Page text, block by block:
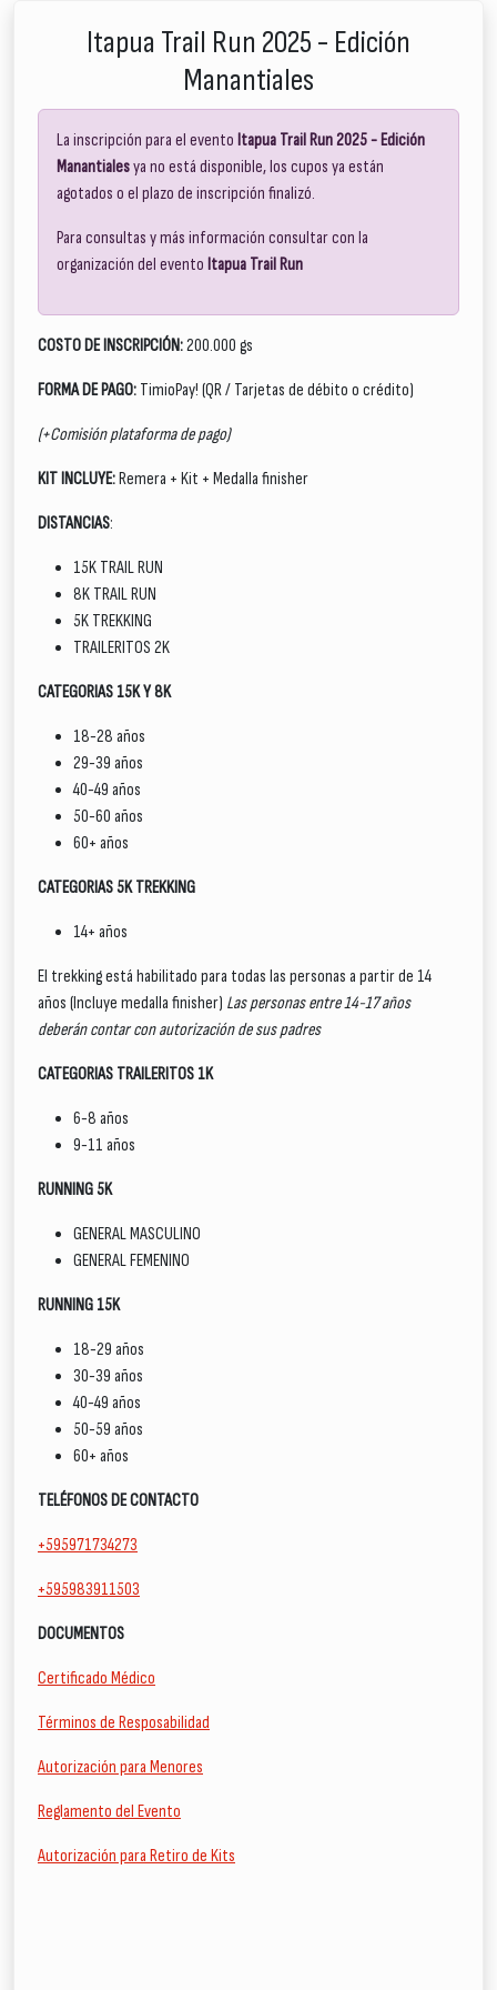
Itapua Trail Run 2025 - Edición
Manantiales
La inscripción para el evento Itapua Trail Run 2025 - Edición
Manantialesya no está disponible, los cupos ya están
agotados o el plazo de inscripción finalizó.
Para consultas y más información consultar con la
organización del evento Itapua Trail Run
COSTO DE INSCRIPCIÓN:200.000 gs
FORMA DE PAGO: TimioPay! (QR / Tarjetas de débito o crédito)
(+Comisión plataforma de pago)
KIT INCLUYE:Remera + Kit + Medalla finisher
DISTANCIAS:
15K TRAIL RUN
8K TRAIL RUN
5K TREKKING
TRAILERITOS 2K
CATEGORIAS 15K Y 8K
18-28 años
29-39 años
40-49 años
50-60 años
60+ años
CATEGORIAS 5K TREKKING
14+ años
El trekking está habilitado para todas las personas a partir de 14
años (Incluye medalla finisher) Las personas entre 14-17 años
deberán contar con autorización de sus padres
CATEGORIAS TRAILERITOS 1K
6-8 años
9-11 años
RUNNING 5K
GENERAL MASCULINO
GENERAL FEMENINO
RUNNING 15K
18-29 años
30-39 años
40-49 años
50-59 años
60+ años
TELÉFONOS DE CONTACTO
+595971734273
+595983911503
DOCUMENTOS
Certificado Médico
Términos de Resposabilidad
Autorización para Menores
Reglamento del Evento
Autorización para Retiro de Kits